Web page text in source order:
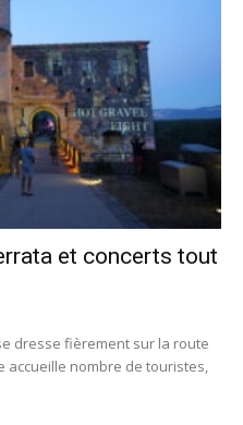
et concerts tout
dresse fièrement sur la route
accueille nombre de touristes,